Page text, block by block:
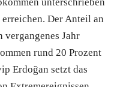
Der Anteil an
vergangenes Jahr
rund 20 Prozent
Erdoğan setzt das